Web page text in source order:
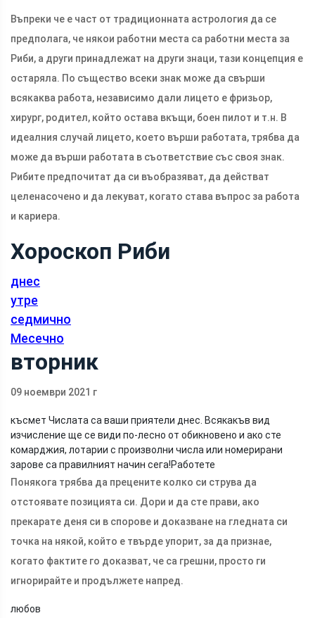
Въпреки че е част от традиционната астрология да се
предполага, че някои работни места са работни места за
Риби, а други принадлежат на други знаци, тази концепция е
остаряла. По същество всеки знак може да свърши
всякаква работа, независимо дали лицето е фризьор,
хирург, родител, който остава вкъщи, боен пилот и т.н. В
идеалния случай лицето, което върши работата, трябва да
може да върши работата в съответствие със своя знак.
Рибите предпочитат да си въобразяват, да действат
целенасочено и да лекуват, когато става въпрос за работа
и кариера.
Хороскоп Риби
днес
утре
седмично
Месечно
вторник
09 ноември 2021 г
късмет Числата са ваши приятели днес. Всякакъв вид
изчисление ще се види по-лесно от обикновено и ако сте
комарджия, лотарии с произволни числа или номерирани
зарове са правилният начин сега!Работете
Понякога трябва да прецените колко си струва да
отстоявате позицията си. Дори и да сте прави, ако
прекарате деня си в спорове и доказване на гледната си
точка на някой, който е твърде упорит, за да признае,
когато фактите го доказват, че са грешни, просто ги
игнорирайте и продължете напред.
любов